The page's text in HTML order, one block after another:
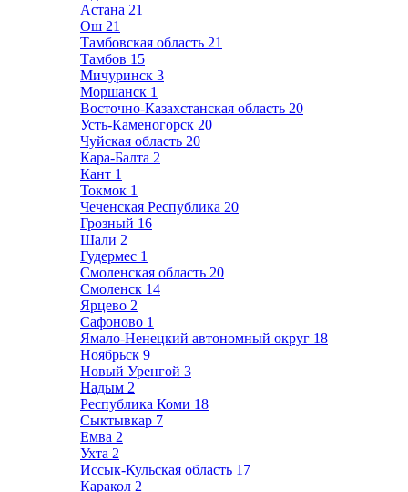
Астана 21
Ош 21
Тамбовская область 21
Тамбов 15
Мичуринск 3
Моршанск 1
Восточно-Казахстанская область 20
Усть-Каменогорск 20
Чуйская область 20
Кара-Балта 2
Кант 1
Токмок 1
Чеченская Республика 20
Грозный 16
Шали 2
Гудермес 1
Смоленская область 20
Смоленск 14
Ярцево 2
Сафоново 1
Ямало-Ненецкий автономный округ 18
Ноябрьск 9
Новый Уренгой 3
Надым 2
Республика Коми 18
Сыктывкар 7
Емва 2
Ухта 2
Иссык-Кульская область 17
Каракол 2